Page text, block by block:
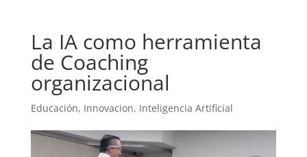
La IA como herramienta
de Coaching
organizacional
Educación, Innovacion, Inteligencia Artificial